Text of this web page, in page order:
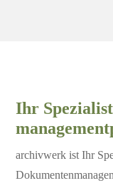
Ihr
archivwerk ist Ihr